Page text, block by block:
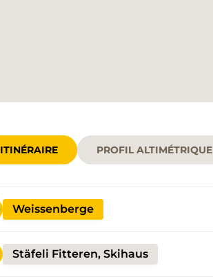
ITINÉRAIRE PROFIL ALTIMÉTRIQUE
Weissenberge
Stäfeli Fitteren, Skihaus